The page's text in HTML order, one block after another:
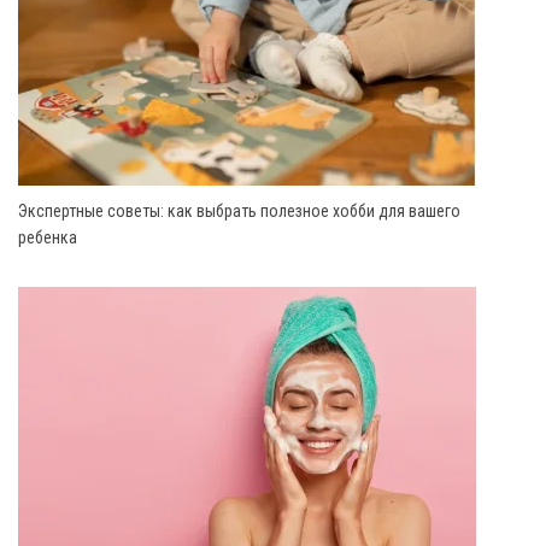
Экспертные советы: как выбрать полезное хобби для вашего
ребенка